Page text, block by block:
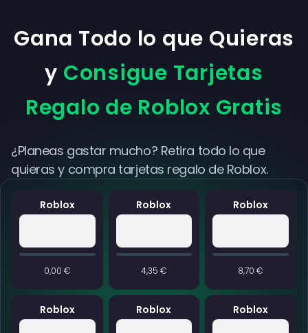
Roblox
0,00 €
Roblox
4,35 €
Roblox
8,70 €
Roblox Roblox Roblox
Gana Todo lo que Quieras
y Consigue Tarjetas
Regalo de Roblox Gratis
¿Planeas gastar mucho? Retira todo lo que
quieras y compra tarjetas regalo de Roblox.